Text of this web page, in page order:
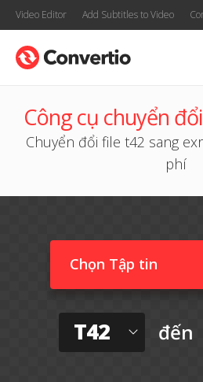
Video Editor Add Subtitles to Video
Công cụ chuyển
Chuyển đổi file t42 sang
phí
Chọn Tập tin
T42 đến